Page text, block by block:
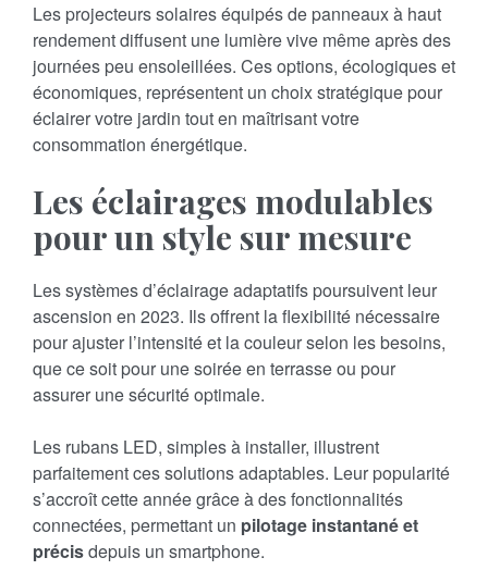
Les projecteurs solaires équipés de panneaux à haut
rendement diffusent une lumière vive même après des
journées peu ensoleillées. Ces options, écologiques et
économiques, représentent un choix stratégique pour
éclairer votre jardin tout en maîtrisant votre
consommation énergétique.
Les éclairages modulables
pour un style sur mesure
Les systèmes d’éclairage adaptatifs poursuivent leur
ascension en 2023. Ils offrent la flexibilité nécessaire
pour ajuster l’intensité et la couleur selon les besoins,
que ce soit pour une soirée en terrasse ou pour
assurer une sécurité optimale.
Les rubans LED, simples à installer, illustrent
parfaitement ces solutions adaptables. Leur popularité
s’accroît cette année grâce à des fonctionnalités
connectées, permettant un pilotage instantané et
précisdepuis un smartphone.